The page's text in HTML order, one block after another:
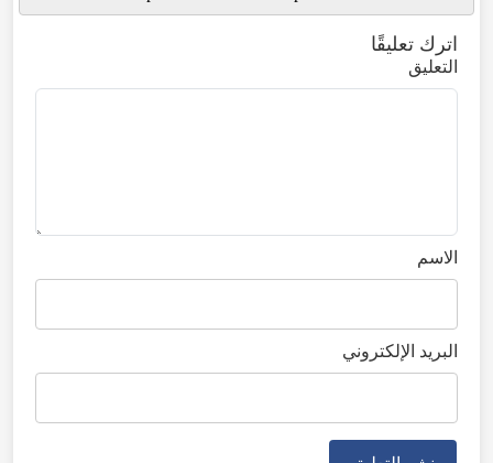
اترك تعليقًا
التعليق
الاسم
البريد الإلكتروني